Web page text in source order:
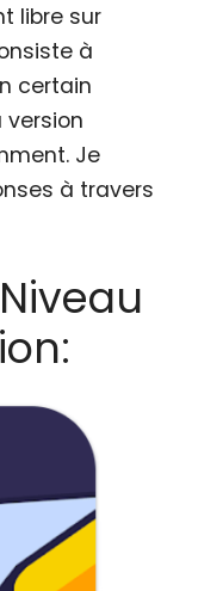
libre sur
à
certain
version
Je
à travers